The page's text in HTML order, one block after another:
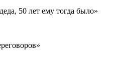
50 лет ему тогда было»